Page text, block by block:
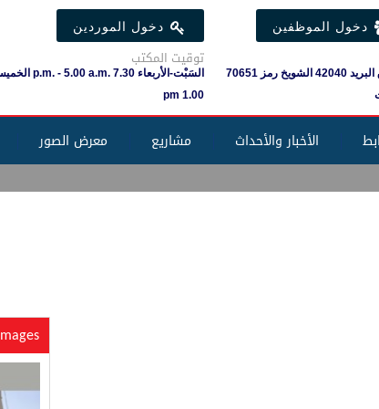
دخول الموظفين
صندوق البريد 42040 الشويخ رمز 70651
دخول الموردين
توقيت المكتب
1.00 pm
الأخبار والأحداث مشاريع معرض الصور
Images